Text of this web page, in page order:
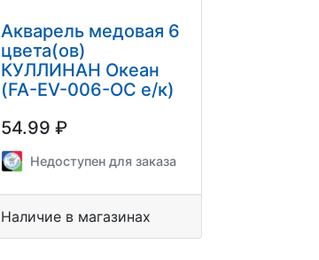
Акварель медовая 6
цвета(ов)
КУЛЛИНАН Океан
(FA-EV-006-OC е/к)
54.99 ₽
Недоступен для заказа
Наличие в магазинах